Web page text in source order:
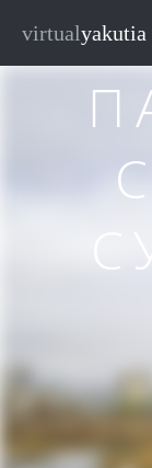
virtualyakutia